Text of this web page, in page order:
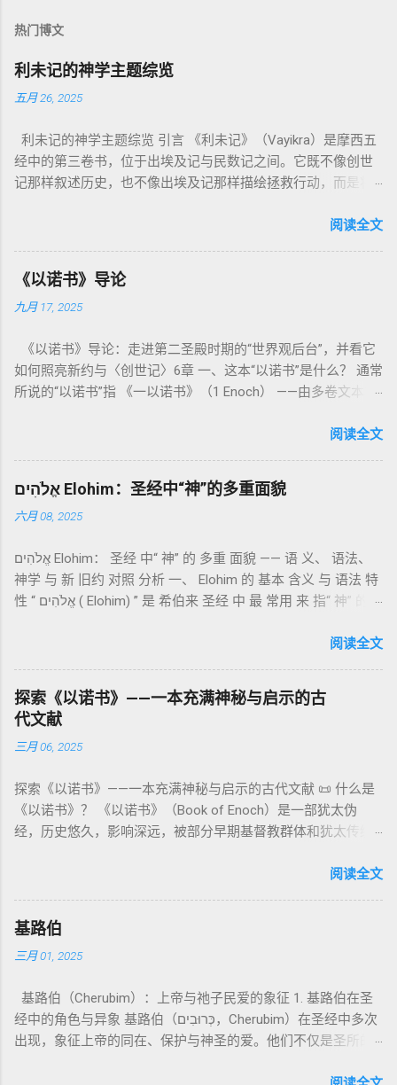
热门博文
利未记的神学主题综览
五月 26, 2025
利未记的神学主题综览 引言 《利未记》（Vayikra）是摩西五
经中的第三卷书，位于出埃及记与民数记之间。它既不像创世
记那样叙述历史，也不像出埃及记那样描绘拯救行动，而是将
内容看似仪式化，《利未记》却揭示了 神的临在如何规范人类
为我耶和华你们的神是圣洁的。”（利未记19:2） 这节经文构成
整卷书的中心神学。希伯来文“קָדוֹשׁ”（kadosh）不仅意味着道
德上的圣洁，更意味着“分别出来”、“归属于神”。 《利未记》教
中活出“圣洁”。圣洁不仅是内心态度，更是生活方式。 二、献
祭制度：与神相交的通道 前七章详细描述五种祭： 燔祭
（olah）：全然献上，象征奉献与赎罪； 素祭 （minchah）：
团契的象征； 赎罪祭 （chatat）：针对无意之罪的遮盖； 赎愆
祭 （asham）：针对特定罪行的赔偿与赎回。 这些制度不是单
纯宗教仪式，而是 神提供给罪人恢复关系的方式 。 希伯来文
祂的子民得洁净并维系同在。 三、祭司制度与敬拜秩序 亚伦与
记》强调他们的洁净、服饰、行为都必须与神的圣洁相称。 祭
司是 圣所的看守者、律法的教导者与百姓的代求者 。他们的失
败（如拿答与亚比户擅献凡火）立刻带来神的审判（利10
限 第11–15章讲述关于食物、疾病（如大麻风）、体液等“洁净
与不洁”的律例。其目的不是为了迷信或隔离，而是建立 圣洁与
秩序感 ，帮助以色列人活在神的同在中。 “洁净”不是等同于“无
罪”，而是不妨碍与神交往的状态。圣所是神居住之地，进入必
16章描述每年一次的“赎罪日”（Yom Kippur），大祭司进入至
圣所，用血为圣所与百姓遮罪。 这是整卷《利未记》的神学中
心： 神愿意居住在人中间； 罪必须被遮盖才能维持这同在；
神主动提供遮罪之道（两个祭牲，特别是“为耶和华”的与“归于
亚撒泻勒”的）。 这预表...
阅读全文
《以诺书》导论
九月 17, 2025
《以诺书》导论：走进第二圣殿时期的“世界观后台”，并看它
如何照亮新约与〈创世记〉6章 一、这本“以诺书”是什么？ 通常
所说的“以诺书”指 《一以诺书》（1 Enoch） ——由多卷文本构
世纪），虽不在犹太/基督教主流正典之内（ 埃塞俄比亚正教
吉兹语（埃塞俄比亚语） 保存， 死海古卷 出土了多份 阿拉姆
语 残卷，另有 希腊文 片段，显示其广泛流传。 《一以诺书》
大体由五部分组成（作者与年代各异）： 《守望者之书》（1–
通婚、巨人（尼非利人）的出现，以及神对其囚禁与审判。
《比喻/相似喻之书》（37–71） ：频繁出现“ 那位人子/拣选
者/义者 ”，刻画末世审判与王权。 《天文之书》（72–82） ：
：以异象回顾以色列史并预示末世。 《以诺书信》（91–108）
：智慧训诫、“祸哉”、义人与恶人的结局等。 提示：另有《二
以诺书》（斯拉夫文）与《三以诺书》（希伯来文），属更晚
期以诺传统，不等同于《一以诺书》。 二、为什么重要？——
它是新约作者与读者共享的“语境词典” 1）新约中的直接/间接
呼应 犹大书14–15 几乎逐字引 1 Enoch 1:9（“主带着千万圣者
的“深渊囚禁”叙事共振。 彼后2:4 用“ 他他路斯 （Tartarus）”指
天使囚禁之所，贴近以诺传统语境。 福音书/启示录 中的“ 人子
来临与天使同来、坐在荣耀宝座审判列国 ”（太24–25；启1、
观 ：以诺将“巨人之灵”为游行污灵的渊源学解释，补给了新约
驱魔叙事背后的“灵界词库”（可1、路8；亦参弗6:12“执政掌
权”）。 阴间与审判意象 ：Sheol 的分区、册卷与火刑等图像，
：以诺传统对压迫者的“祸哉”，与 雅各书 对不义富者的警告
（雅5）形成呼应。 ...
阅读全文
אֱלֹהִים Elohim：圣经中“神”的多重面貌
六月 08, 2025
אֱלֹהִים Elohim： 圣经 中“ 神” 的 多重 面貌 —— 语 义、 语法、
神学 与 新 旧约 对照 分析 一、 Elohim 的 基本 含义 与 语法 特
性 “ אֱלֹהִים ( Elohim) ” 是 希伯来 圣经 中 最 常用 来 指“ 神” 的
者”。 ✦ 语法 现象： Elohim 是 一个 复数 形式 （“- im” 后
世 记 1: 1）； 在 其他 语 境 中也 可 用于 复数 意义， 如 指 多
神、 属 灵 存在、 审判 官 等； 因此， 需 借助 上下文 判断 语
义 和 神学 定位 。 二、 希伯来 圣经 中 Elohim 的 主要 用法 与
示例 分类 类型 用法 说明 示例 经文 含义 1. 真神 指 以色列 的
所 崇拜 的 神祇 出 20: 3 假 神/ 偶像（ gods） 3. 属 灵 存在
神 的 众 子、 天使、 神圣 议会 成员 诗 82: 1, 申 32: 8– 9
神圣 存在（ divine beings） 4. 法官 被 委托 施行 神 审判者 出
权 代表 受托 执行 神 旨意 的 人（ 如 摩西） 出 7: 1 神 的 代言
人（ divine proxy） 6. 强调 威严 复数 形式 强调 尊贵 超自然 的
显现 撒 上 28: 13 灵界 显现 或 尊称（ majestic plural） 三、
每一 类 的 代表 经文 解读 1. 真神 的 独 一 性（ 创世 记 1: 1） “
בְּרֵאשִׁית בָּרָא אֱלֹהִים...” “ 起初， 神（ Elohim） 创造 天地。” 尽
语法 结构 显示 这 是在 强调 一位 ...
阅读全文
探索《以诺书》——一本充满神秘与启示的古
代文献
三月 06, 2025
探索《以诺书》——一本充满神秘与启示的古代文献 📜 什么是
《以诺书》？ 《以诺书》（Book of Enoch）是一部犹太伪
经，历史悠久，影响深远，被部分早期基督教群体和犹太传统
的曾祖父——的名义写成，包含大量关于天使、堕落、审判和弥
行，神将他取去，他就不在世了。” 这一神秘的记载激发了后世
关于以诺与神的关系、天国奥秘的丰富想象。《以诺书》便是
这种想象的结晶。 📖《以诺书》的主要内容 《以诺书》并非一
之书》（1 Enoch 1-36） 讲述堕落天使（守望者，Watchers）
如何违背神的命令，与人类女子结合，生下巨人（Nephilim）。
这些天使教授人类各种知识，如金属锻造、药草使用和占星
阅读全文
基路伯
三月 01, 2025
基路伯（Cherubim）：上帝与祂子民爱的象征 1. 基路伯在圣
经中的角色与异象 基路伯（כְּרוּבִים，Cherubim）在圣经中多次
出现，象征上帝的同在、保护与神圣的爱。他们不仅是圣所的